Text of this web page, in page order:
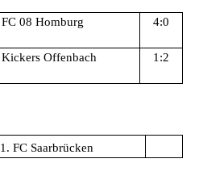
FC 08 Homburg 4:0
Kickers Offenbach 1:2
1. FC Saarbrücken